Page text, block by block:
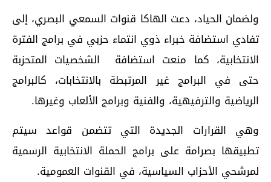
ولضمان الحياد، دعت الهاكا قنوات السمعي البصري، إلى
تفادي استضافة خبراء ذوي انتماء حزبي في برامج الفترة
الانتخابية، كما منعت استضافة الشخصيات المتحزبة
حتى في البرامج غير المرتبطة بالانتخابات، كالبرامج
الرياضية والترفيهية، والفنية وبرامج الألعاب وغيرها.
وهي القرارات الجديدة التي تتضمن قواعد سيتم
تطبيقها بصرامة على برامج الحملة الانتخابية الرسمية
لمرشحي الأحزاب السياسية، في القنوات العمومية.